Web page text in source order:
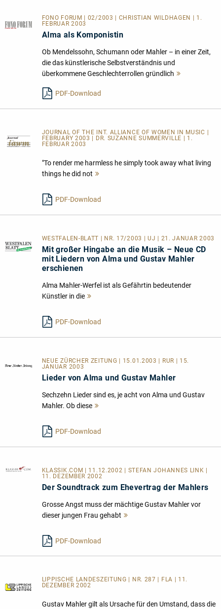
FONO FORUM | 02/2003 | CHRISTIAN WILDHAGEN | 1.
FEBRUAR 2003
Alma als Komponistin
Ob Mendelssohn, Schumann oder Mahler – in einer Zeit,
die das künstlerische Selbstverständnis und
überkommene Geschlechterrollen gründlich
PDF-Download
JOURNAL OF THE INT. ALLIANCE OF WOMEN IN MUSIC |
FEBRUARY 2003 | DR. SUZANNE SUMMERVILLE | 1.
FEBRUAR 2003
"To render me harmless he simply took away what living
things he did not
PDF-Download
WESTFALEN-BLATT | NR. 17/2003 | UJ | 21. JANUAR 2003
Mit großer Hingabe an die Musik – Neue CD
mit Liedern von Alma und Gustav Mahler
erschienen
Alma Mahler-Werfel ist als Gefährtin bedeutender
Künstler in die
PDF-Download
NEUE ZÜRCHER ZEITUNG | 15.01.2003 | RUR | 15.
JANUAR 2003
Lieder von Alma und Gustav Mahler
Sechzehn Lieder sind es, je acht von Alma und Gustav
Mahler. Ob diese
PDF-Download
KLASSIK.COM | 11.12.2002 | STEFAN JOHANNES LINK |
11. DEZEMBER 2002
Der Soundtrack zum Ehevertrag der Mahlers
Grosse Angst muss der mächtige Gustav Mahler vor
dieser jungen Frau gehabt
PDF-Download
LIPPISCHE LANDESZEITUNG | NR. 287 | FLA | 11.
DEZEMBER 2002
Gustav Mahler gilt als Ursache für den Umstand, dass die